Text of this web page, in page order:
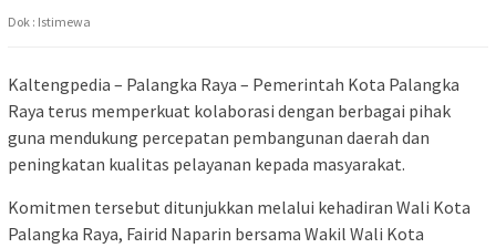
Dok : Istimewa
Kaltengpedia – Palangka Raya – Pemerintah Kota Palangka
Raya terus memperkuat kolaborasi dengan berbagai pihak
guna mendukung percepatan pembangunan daerah dan
peningkatan kualitas pelayanan kepada masyarakat.
Komitmen tersebut ditunjukkan melalui kehadiran Wali Kota
Palangka Raya, Fairid Naparin bersama Wakil Wali Kota